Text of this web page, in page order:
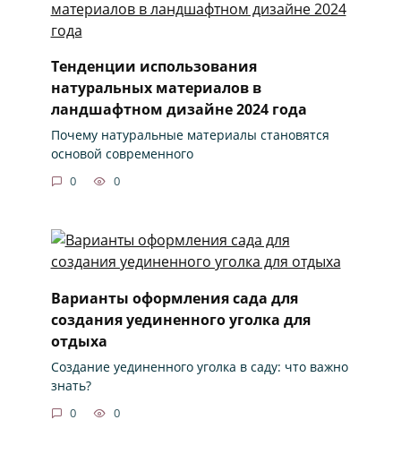
Тенденции использования
натуральных материалов в
ландшафтном дизайне 2024 года
Почему натуральные материалы становятся
основой современного
0 0
Варианты оформления сада для
создания уединенного уголка для
отдыха
Создание уединенного уголка в саду: что важно
знать?
0 0